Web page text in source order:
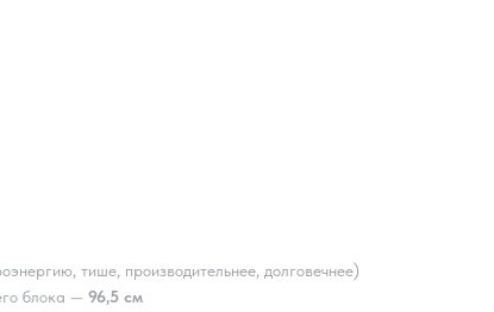
тише, производительнее, долговечнее)
блока — 96,5 cм